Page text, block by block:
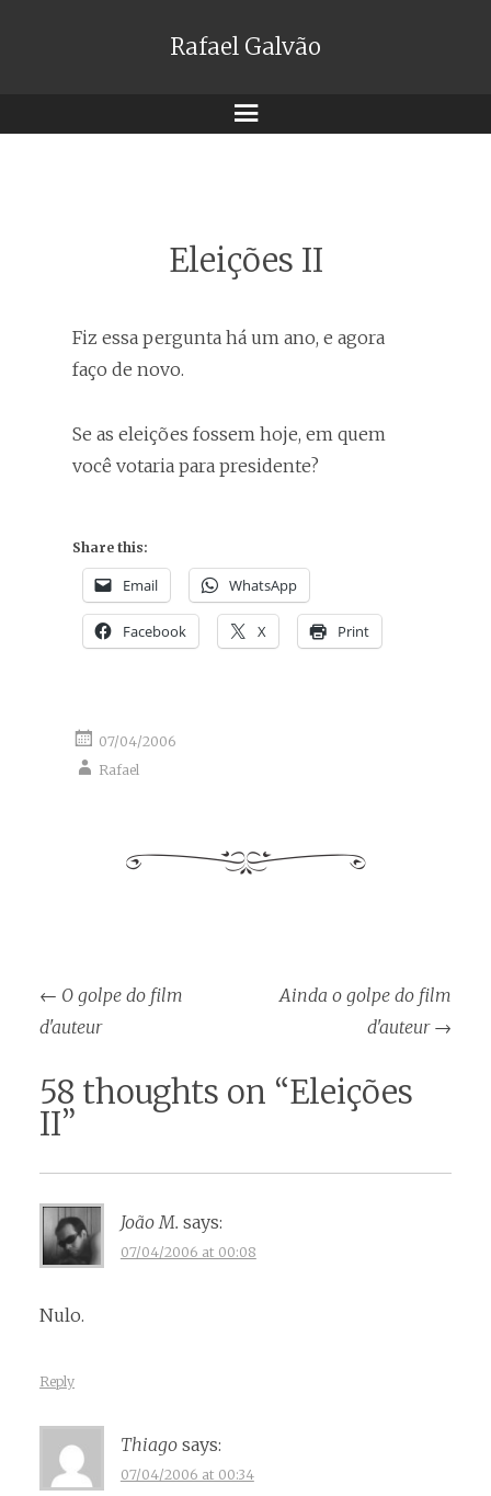
Rafael Galvão
Menu
Eleições II
Fiz essa pergunta há um ano, e agora
faço de novo.
Se as eleições fossem hoje, em quem
você votaria para presidente?
Share this:
Email WhatsApp
Facebook X Print
07/04/2006
Rafael
Post
navigation
← O golpe do film
d'auteur
Ainda o golpe do film
d'auteur →
58 thoughts on “Eleições
II”
João M. says:
07/04/2006 at 00:08
Nulo.
Reply
Thiago says:
07/04/2006 at 00:34